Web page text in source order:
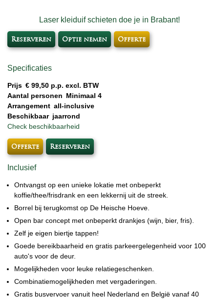
Laser kleiduif schieten doe je in Brabant!
Reserveren Optie nemen Offerte
Specificaties
Prijs € 99,50 p.p. excl. BTW
Aantal personen Minimaal 4
Arrangement all-inclusive
Beschikbaar jaarrond
Check beschikbaarheid
Offerte Reserveren
Inclusief
Ontvangst op een unieke lokatie met onbeperkt
koffie/thee/frisdrank en een lekkernij uit de streek.
Borrel bij terugkomst op De Heische Hoeve.
Open bar concept met onbeperkt drankjes (wijn, bier, fris).
Zelf je eigen biertje tappen!
Goede bereikbaarheid en gratis parkeergelegenheid voor 100
auto's voor de deur.
Mogelijkheden voor leuke relatiegeschenken.
Combinatiemogelijkheden met vergaderingen.
Gratis busvervoer vanuit heel Nederland en België vanaf 40